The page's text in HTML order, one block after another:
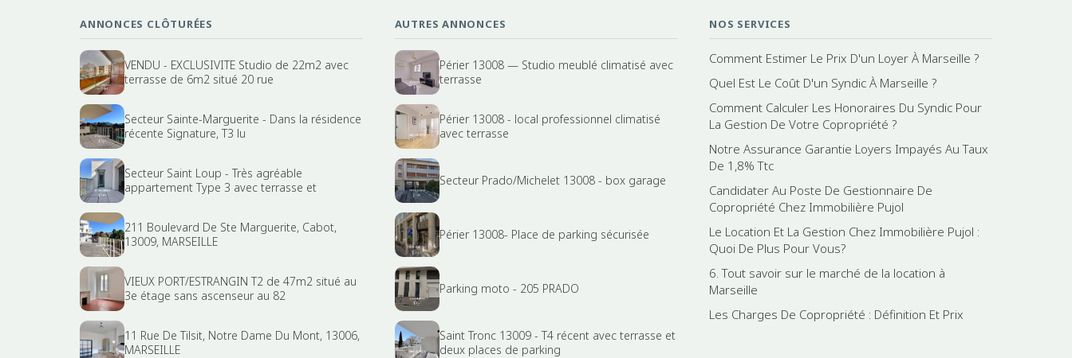
ANNONCES CLÔTURÉES
VENDU - EXCLUSIVITE Studio de 22m2 avec
terrasse de 6m2 situé 20 rue
Secteur Sainte-Marguerite - Dans la résidence
récente Signature, T3 lu
Secteur Saint Loup - Très agréable
appartement Type 3 avec terrasse et
211 Boulevard De Ste Marguerite, Cabot,
13009, MARSEILLE
VIEUX PORT/ESTRANGIN T2 de 47m2 situé au
3e étage sans ascenseur au 82
11 Rue De Tilsit, Notre Dame Du Mont, 13006,
MARSEILLE
AUTRES ANNONCES
Périer 13008 — Studio meublé climatisé avec
terrasse
Périer 13008 - local professionnel climatisé
avec terrasse
Secteur Prado/Michelet 13008 - box garage
Périer 13008- Place de parking sécurisée
Parking moto - 205 PRADO
Saint Tronc 13009 - T4 récent avec terrasse et
deux places de parking
NOS SERVICES
Comment Estimer Le Prix D'un Loyer À Marseille ?
Quel Est Le Coût D'un Syndic À Marseille ?
Comment Calculer Les Honoraires Du Syndic Pour
La Gestion De Votre Copropriété ?
Notre Assurance Garantie Loyers Impayés Au Taux
De 1,8% Ttc
Candidater Au Poste De Gestionnaire De
Copropriété Chez Immobilière Pujol
Le Location Et La Gestion Chez Immobilière Pujol :
Quoi De Plus Pour Vous?
6. Tout savoir sur le marché de la location à
Marseille
Les Charges De Copropriété : Définition Et Prix